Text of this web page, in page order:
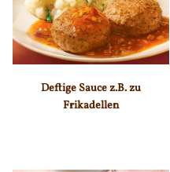
Deftige Sauce z.B. zu
Frikadellen